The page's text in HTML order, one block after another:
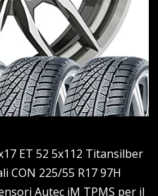
ET 52 5x112 Titansilber
CON 225/55 R17 97H
Autec iM TPMS per il